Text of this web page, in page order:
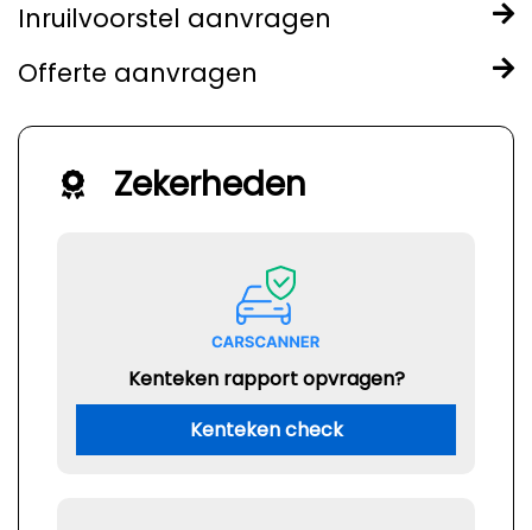
Inruilvoorstel aanvragen
Offerte aanvragen
Zekerheden
Kenteken rapport opvragen?
Kenteken check